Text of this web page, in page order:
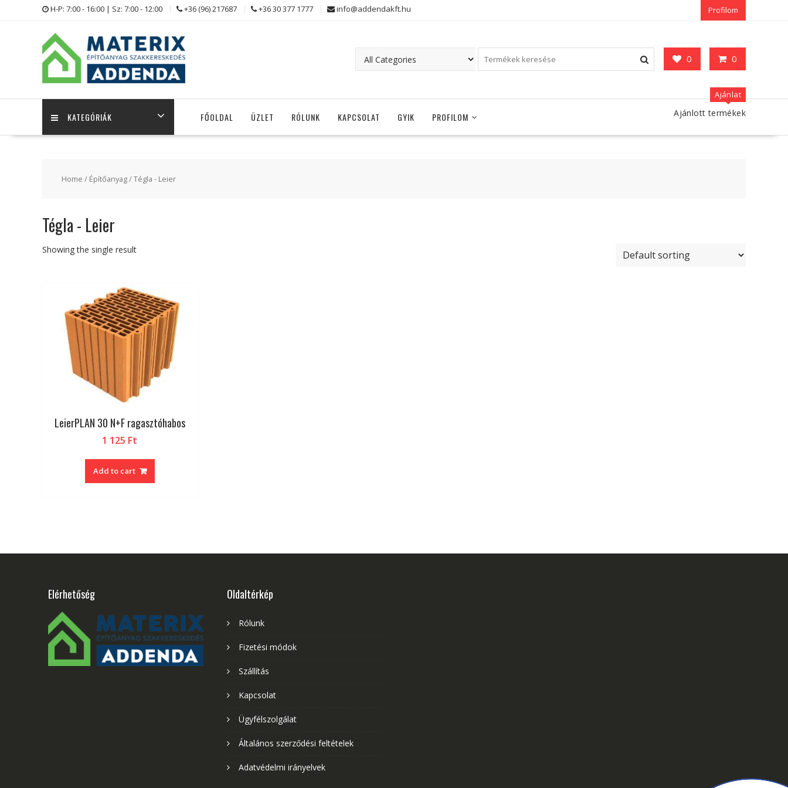
H-P: 7:00 - 16:00 | Sz: 7:00 - 12:00 +36 (96) 217687 +36 30 377 1777 info@addendakft.hu Profilom
0 0
KATEGÓRIÁK FŐOLDAL ÜZLET RÓLUNK KAPCSOLAT GYIK PROFILOM
Ajánlat
Ajánlott termékek
Home / Építőanyag/ Tégla - Leier
Tégla - Leier
Showing the single result
LeierPLAN 30 N+F ragasztóhabos
1 125 Ft
Add to cart
Elérhetőség Oldaltérkép
Rólunk
Fizetési módok
Szállítás
Kapcsolat
Ügyfélszolgálat
Általános szerződési feltételek
Adatvédelmi irányelvek